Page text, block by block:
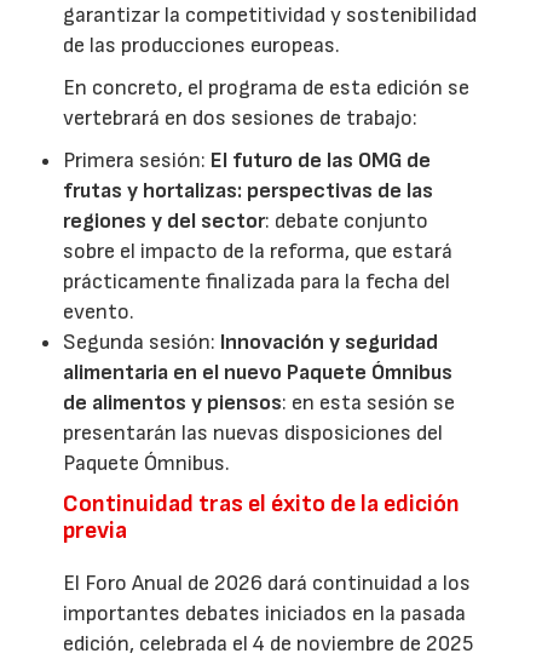
garantizar la competitividad y sostenibilidad
de las producciones europeas.
En concreto, el programa de esta edición se
vertebrará en dos sesiones de trabajo:
Primera sesión: El futuro de las OMG de
frutas y hortalizas: perspectivas de las
regiones y del sector: debate conjunto
sobre el impacto de la reforma, que estará
prácticamente finalizada para la fecha del
evento.
Segunda sesión: Innovación y seguridad
alimentaria en el nuevo Paquete Ómnibus
de alimentos y piensos: en esta sesión se
presentarán las nuevas disposiciones del
Paquete Ómnibus.
Continuidad tras el éxito de la edición
previa
El Foro Anual de 2026 dará continuidad a los
importantes debates iniciados en la pasada
edición, celebrada el 4 de noviembre de 2025